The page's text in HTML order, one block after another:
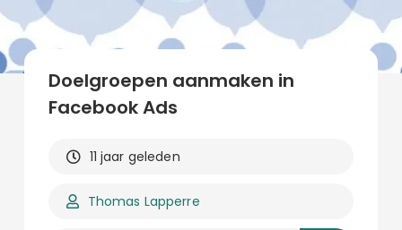
Marketing
Alle soorten artikelen
Doelgroepen aanmaken in
Facebook Ads
11 jaar geleden
Thomas Lapperre